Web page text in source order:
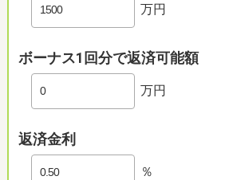
万円
ボーナス1回分で返済可能額
万円
返済金利
％